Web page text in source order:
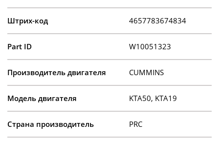
Штрих-код 4657783674834
Part ID W10051323
Производитель двигателя CUMMINS
Модель двигателя KTA50, KTA19
Страна производитель PRC